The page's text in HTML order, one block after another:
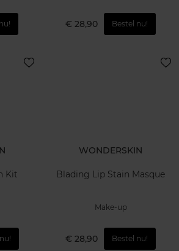
€ 28,90 Bestel nu!
Kit
WONDERSKIN
Blading Lip Stain Masque
Make-up
€ 28,90 Bestel nu!